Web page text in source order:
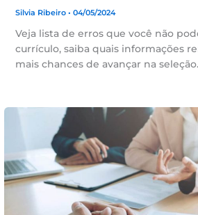
Silvia Ribeiro • 04/05/2024
Veja lista de erros que você não
currículo, saiba quais informações
mais chances de avançar na seleção.